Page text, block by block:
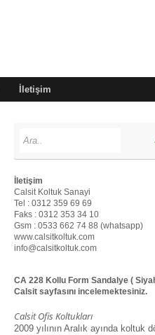
İletişim
İletişim
Calsit Koltuk Sanayi
Tel : 0312 359 69 69
Faks : 0312 353 34 10
Gsm : 0533 662 74 88 (whatsapp)
www.calsitkoltuk.com
info@calsitkoltuk.com
CA 228 Kollu Form Sandalye (
Calsit sayfasını incelemektesiniz.
Calsit Ofis Koltukları
2009 yılının Aralık ayında koltuk